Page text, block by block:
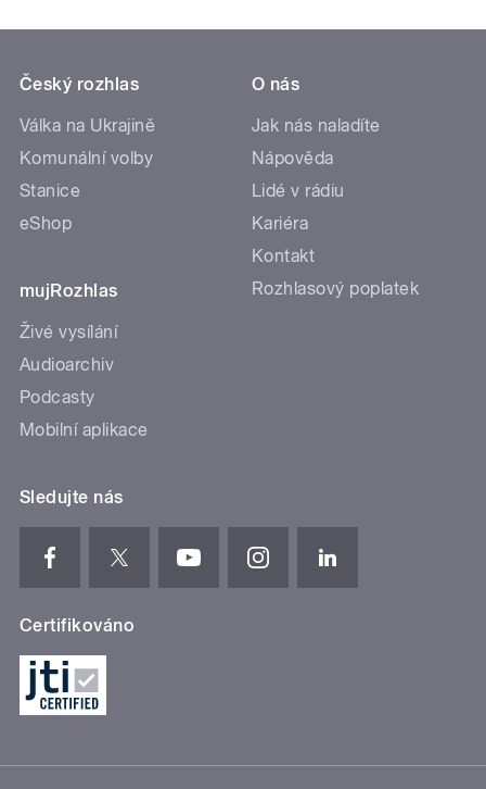
Český rozhlas
Válka na Ukrajině
Komunální volby
Stanice
eShop
mujRozhlas
Živé vysílání
Audioarchiv
Podcasty
Mobilní aplikace
O nás
Jak nás naladíte
Nápověda
Lidé v rádiu
Kariéra
Kontakt
Rozhlasový poplatek
Sledujte nás
Certifikováno